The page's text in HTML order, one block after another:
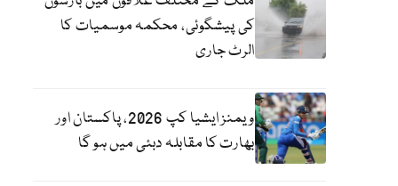
کی پیشگوئی، محکمہ موسمیات کا
الرٹ جاری
ویمنز ایشیا کپ 2026، پاکستان اور
بھارت کا مقابلہ دبئی میں ہو گا